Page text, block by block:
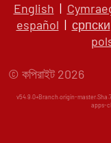
English |
español | српски
© কপিরাইট 2026
v54.9.0+Branch.origin-
apps-